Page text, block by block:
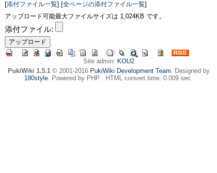
[添付ファイル一覧] [全ページの添付ファイル一覧]
アップロード可能最大ファイルサイズは 1,024KB です。
添付ファイル:
Site admin: KOU2
PukiWiki 1.5.1© 2001-2016 PukiWiki Development Team. Designed by
180style. Powered by PHP . HTML convert time: 0.009 sec.